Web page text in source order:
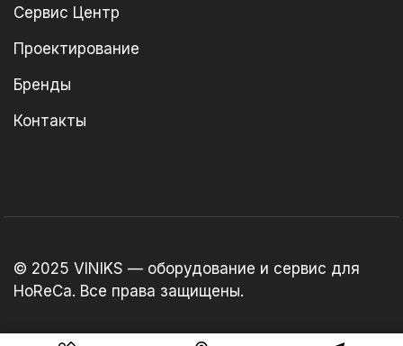
Сервис Центр
Проектирование
Бренды
Контакты
© 2025 VINIKS — оборудование и сервис для
HoReCa. Все права защищены.